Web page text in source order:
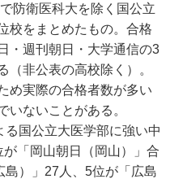
防衛医科大を除く国公立
校をまとめたもの。合格
・週刊朝日・大学通信の3
（非公表の高校除く）。
め実際の合格者数が多い
いないことがある。
国公立大医学部に強い中
「岡山朝日（岡山）」合
）」27人、5位が「広島